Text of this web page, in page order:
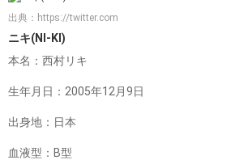
出典： https://twitter.com
ニキ(NI-KI)
本名：西村リキ
生年月日：2005年12月9日
出身地：日本
血液型：B型